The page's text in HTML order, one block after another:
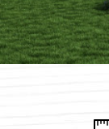
Навесы для
Павильоны